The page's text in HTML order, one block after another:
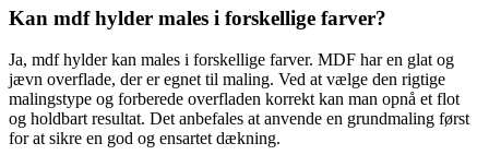
Kan mdf hylder males i forskellige farver?
Ja, mdf hylder kan males i forskellige farver. MDF har en glat og
jævn overflade, der er egnet til maling. Ved at vælge den rigtige
malingstype og forberede overfladen korrekt kan man opnå et flot
og holdbart resultat. Det anbefales at anvende en grundmaling først
for at sikre en god og ensartet dækning.